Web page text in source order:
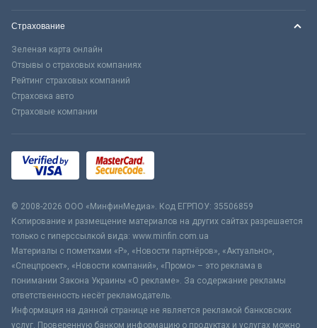
Страхование
Зеленая карта онлайн
Отзывы о страховых компаниях
Рейтинг страховых компаний
Страховка авто
Страховые компании
© 2008-2026 ООО «МинфинМедиа». Код ЕГРПОУ: 35506859
Копирование и размещение материалов на других сайтах разрешается
только с гиперссылкой вида: www.minfin.com.ua
Материалы с пометками «Р», «Новости партнёров», «Актуально»,
«Спецпроект», «Новости компаний», «Промо» – это реклама в
понимании Закона Украины «О рекламе». За содержание рекламы
ответственность несёт рекламодатель.
Информация на данной странице не является рекламой банковских
услуг. Проверенную банком информацию о продуктах и услугах можно